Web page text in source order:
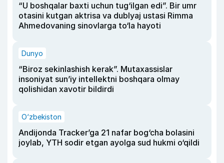
“U boshqalar baxti uchun tug‘ilgan edi”. Bir umr
otasini kutgan aktrisa va dublyaj ustasi Rimma
Ahmedovaning sinovlarga to‘la hayoti
Dunyo
“Biroz sekinlashish kerak”. Mutaxassislar
insoniyat sun’iy intellektni boshqara olmay
qolishidan xavotir bildirdi
O‘zbekiston
Andijonda Tracker’ga 21 nafar bog‘cha bolasini
joylab, YTH sodir etgan ayolga sud hukmi o‘qildi